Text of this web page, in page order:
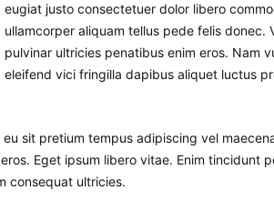
eugiat justo consectetuer dolor libero
ullamcorper aliquam tellus pede felis
pulvinar ultricies penatibus enim eros. Nam
eleifend vici fringilla dapibus aliquet luctus
eu sit pretium tempus adipiscing vel
Eget ipsum libero vitae. Enim tincidunt
consequat ultricies.